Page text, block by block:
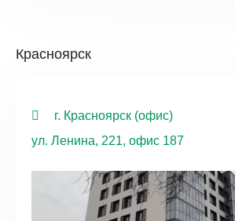
Красноярск
г. Красноярск (офис)
ул. Ленина, 221, офис 187